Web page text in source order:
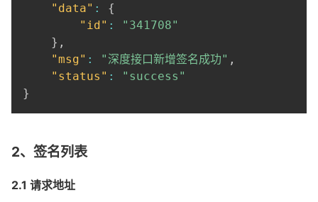
"data" :
{
"id" :
"341708"
} ,
"msg" : "深度接口新增签名成功" ,
"status" :
"success"
}
2、签名列表
2.1 请求地址